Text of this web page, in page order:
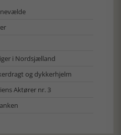
i Nordsjælland
og dykkerhjelm
Aktører nr. 3